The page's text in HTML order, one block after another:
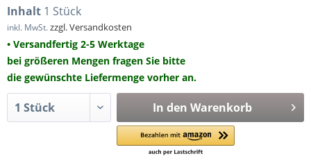
Inhalt 1 Stück
inkl. MwSt.zzgl. Versandkosten
• Versandfertig 2-5 Werktage
bei größeren Mengen fragen Sie bitte
die gewünschte Liefermenge vorher an.
In den Warenkorb